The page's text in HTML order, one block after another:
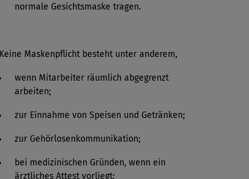
normale Gesichtsmaske tragen.
Keine Maskenpflicht besteht unter ­anderem,
wenn Mitarbeiter räumlich abgegrenzt
arbeiten;
zur Einnahme von Speisen und Getränken;
zur Gehörlosenkommunikation;
bei medizinischen Gründen, wenn ein
ärztliches Attest vorliegt;